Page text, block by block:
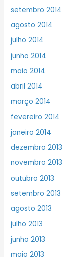
setembro 2014
agosto 2014
julho 2014
junho 2014
maio 2014
abril 2014
março 2014
fevereiro 2014
janeiro 2014
dezembro 2013
novembro 2013
outubro 2013
setembro 2013
agosto 2013
julho 2013
junho 2013
maio 2013